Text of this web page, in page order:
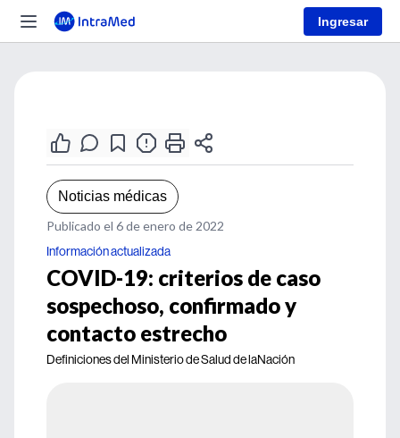
Ingresar
Noticias médicas
Publicado el 6 de enero de 2022
Información actualizada
COVID-19: criterios de caso
sospechoso, confirmado y
contacto estrecho
Definiciones del Ministerio de Salud de laNación